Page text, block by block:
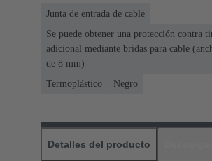
Junta de entrada de cable
Se puede obtener una protección contra
adicional mediante bridas para cable
de 8 mm)
Termoplástico
Negro
Detalles del producto